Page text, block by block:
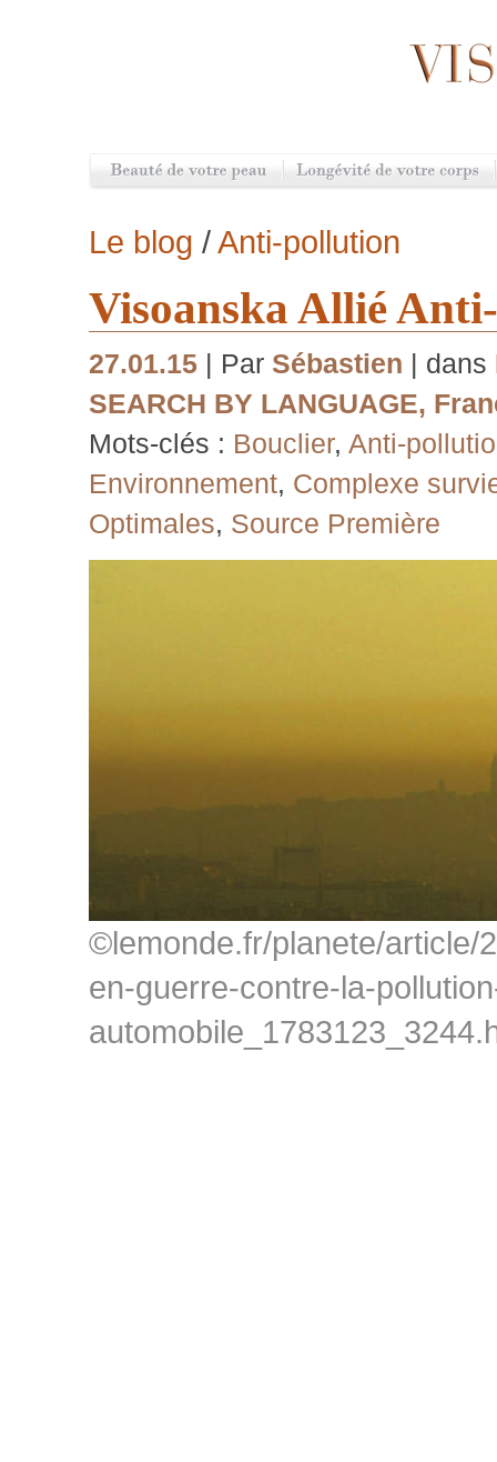
Le blog /Anti-pollution
Visoanska Allié
27.01.15 | Par Sébastien | dans
SEARCH BY LANGUAGE,
Mots-clés : Bouclier, Anti-
Environnement, Complexe
Optimales, Source Première
©lemonde.fr/planete/article/
en-guerre-contre-la-